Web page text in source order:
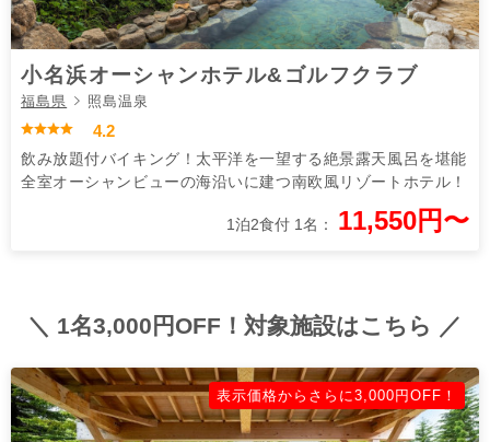
小名浜オーシャンホテル&ゴルフクラブ
福島県 照島温泉
4.2
飲み放題付バイキング！太平洋を一望する絶景露天風呂を堪能
全室オーシャンビューの海沿いに建つ南欧風リゾートホテル！
1泊2食付 1名： 11,550円〜
＼ 1名3,000円OFF！対象施設はこちら ／
表示価格からさらに3,000円OFF！